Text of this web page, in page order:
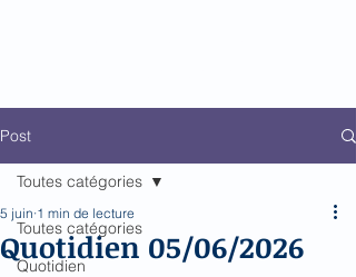
Post
Toutes catégories
Quotidien
Toutes catégories
Quotidien 05/06/2026
5 juin 1 min de lecture